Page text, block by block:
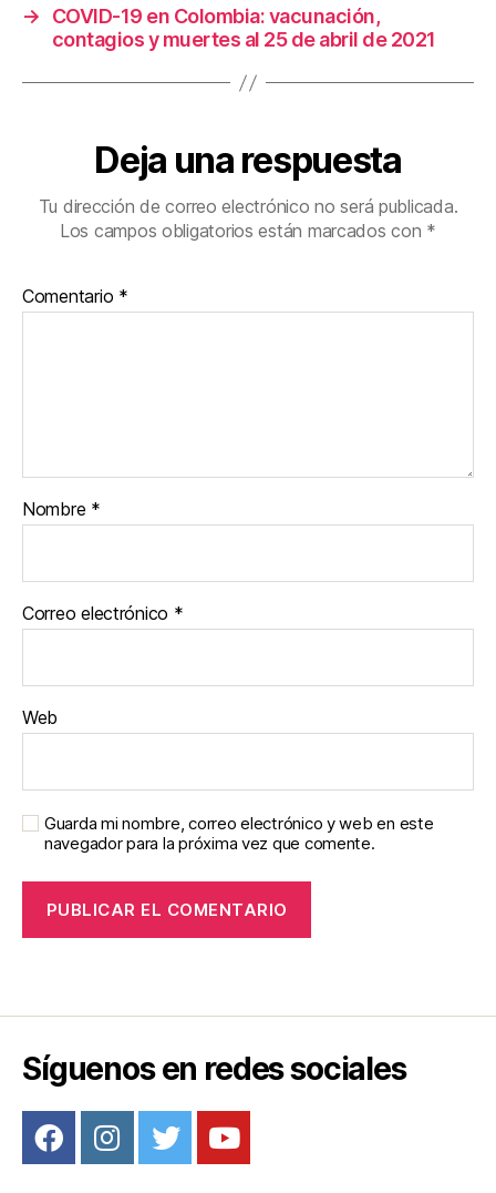
→
COVID-19 en Colombia: vacunación,
contagios y muertes al 25 de abril de 2021
Deja una respuesta
Tu dirección de correo electrónico no será publicada.
Los campos obligatorios están marcados con *
Comentario *
Nombre *
Correo electrónico *
Web
Guarda mi nombre, correo electrónico y web en este
navegador para la próxima vez que comente.
Síguenos en redes sociales